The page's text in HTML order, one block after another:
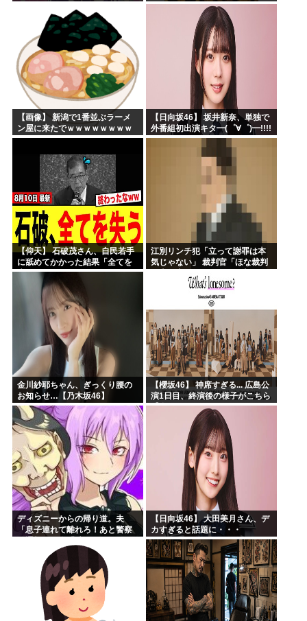
【画像】 新潟で1番並ぶラーメ
ン屋に来たでｗｗｗｗｗｗｗｗ
【日向坂46】 坂井新奈、単独で
外番組初出演キタ━(゜∀゜)━!!!!
【仰天】 石破茂さん、自民若手
に舐めてかかった結果「全てを
失うｗｗｗｗｗ」
江別リンチ犯「立って謝罪は本
気じゃない」 裁判官「ほな裁判
ゃないな」
金川紗耶ちゃん、ぎっくり腰の
お知らせ…【乃木坂46】
【櫻坂46】 神席すぎる... 広島公
演1日目、終演後の様子がこちら
【全国ツアー2026 What’s
lonesome?】
ディズニーからの帰り道。夫
「息子連れて離れろ！あと警察
「どうしました！？」→トンデ
モナイことに…
【日向坂46】 大田美月さん、デ
カすぎると話題に・・・